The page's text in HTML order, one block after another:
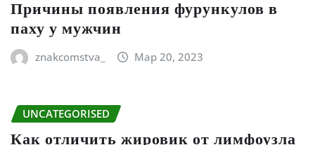
Причины появления фурункулов в
паху у мужчин
znakcomstva_ Мар 20, 2023
UNCATEGORISED
Как отличить жировик от лимфоузла